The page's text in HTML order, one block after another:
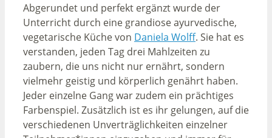
Abgerundet und perfekt ergänzt wurde der
Unterricht durch eine grandiose ayurvedische,
vegetarische Küche von Daniela Wolff. Sie hat es
verstanden, jeden Tag drei Mahlzeiten zu
zaubern, die uns nicht nur ernährt, sondern
vielmehr geistig und körperlich genährt haben.
Jeder einzelne Gang war zudem ein prächtiges
Farbenspiel. Zusätzlich ist es ihr gelungen, auf die
verschiedenen Unverträglichkeiten einzelner